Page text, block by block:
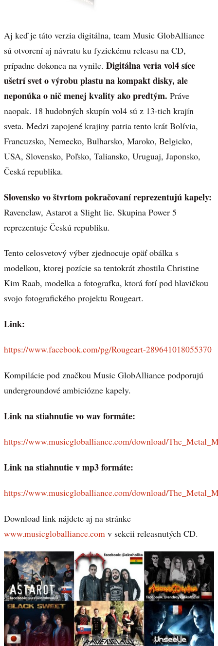
Aj keď je táto verzia digitálna, team Music GlobAlliance
sú otvorení aj návratu ku fyzickému releasu na CD,
prípadne dokonca na vynile. Digitálna veria vol4 síce
ušetrí svet o výrobu plastu na kompakt disky, ale
neponúka o nič menej kvality ako predtým. Práve
naopak. 18 hudobných skupín vol4 sú z 13-tich krajín
sveta. Medzi zapojené krajiny patria tento krát Bolívia,
Francuzsko, Nemecko, Bulharsko, Maroko, Belgicko,
USA, Slovensko, Poľsko, Taliansko, Uruguaj, Japonsko,
Česká republika.
Slovensko vo štvrtom pokračovaní reprezentujú kapely:
Ravenclaw, Astarot a Slight lie. Skupina Power 5
reprezentuje Českú republiku.
Tento celosvetový výber zjednocuje opäť obálka s
modelkou, ktorej pozície sa tentokrát zhostila Christine
Kim Raab, modelka a fotografka, ktorá fotí pod hlavičkou
svojo fotografického projektu Rougeart.
Link:
https://www.facebook.com/pg/Rougeart-289641018055370
Kompilácie pod značkou Music GlobAlliance podporujú
undergroundové ambiciózne kapely.
Link na stiahnutie vo wav formáte:
https://www.musicgloballiance.com/download/
Link na stiahnutie v mp3 formáte:
https://www.musicgloballiance.com/download/
Download link nájdete aj na stránke
www.musicgloballiance.com v sekcii releasnutých CD.